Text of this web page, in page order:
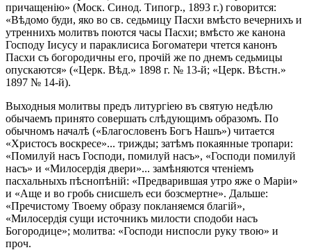
причащенію» (Моск. Синод. Типогр., 1893 г.) говорится:
«Вѣдомо буди, яко во св. седьмицу Пасхи вмѣсто вечернихъ и
утреннихъ молитвъ поются часы Пасхи; вмѣсто же канона
Господу Іисусу и параклисиса Богоматери чтется канонъ
Пасхи съ богородичны его, прочій же по днемъ седьмицы
опускаются» («Церк. Вѣд.» 1898 г. № 13-й; «Церк. Вѣстн.»
1897 № 14-й).
Выходныя молитвы предъ литургіею въ святую недѣлю
обычаемъ принято совершать слѣдующимъ образомъ. По
обычномъ началѣ («Благословенъ Богъ Нашъ») читается
«Христосъ воскресе»... трижды; затѣмъ покаянные тропари:
«Помилуй насъ Господи, помилуй насъ», «Господи помилуй
насъ» и «Милосердія двери»... замѣняются чтеніемъ
пасхальныхъ пѣснопѣній: «Предварившая утро яже о Маріи»
и «Аще и во гробь снисшелъ еси бозсмертне». Дальше:
«Пречистому Твоему образу покланяемся благій»,
«Милосердія сущи источникъ милости сподоби насъ
Богородице»; молитва: «Господи ниспосли руку твою» и
проч.